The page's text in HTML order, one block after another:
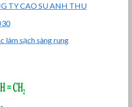
TY CAO SU ANH THU
làm sạch sàng rung